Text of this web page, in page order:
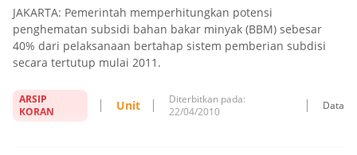
JAKARTA: Pemerintah memperhitungkan potensi
penghematan subsidi bahan bakar minyak (BBM) sebesar
40% dari pelaksanaan bertahap sistem pemberian subdisi
secara tertutup mulai 2011.
ARSIP
KORAN
Unit
Diterbitkan pada:
22/04/2010
Data